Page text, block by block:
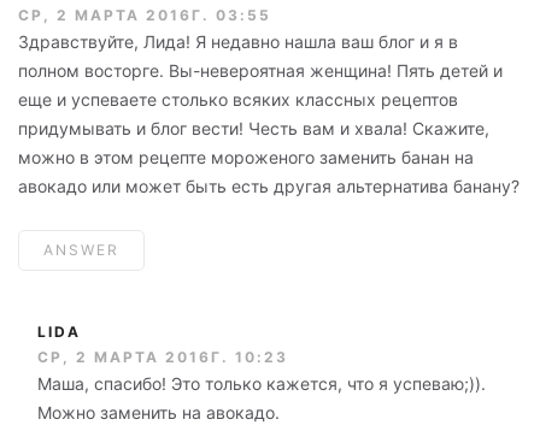
СР, 2 МАРТА 2016Г. 03:55
Здравствуйте, Лида! Я недавно нашла ваш блог и я в
полном восторге. Вы-невероятная женщина! Пять детей и
еще и успеваете столько всяких классных рецептов
придумывать и блог вести! Честь вам и хвала! Скажите,
можно в этом рецепте мороженого заменить банан на
авокадо или может быть есть другая альтернатива банану?
ANSWER
LIDA
СР, 2 МАРТА 2016Г. 10:23
Маша, спасибо! Это только кажется, что я успеваю;)).
Можно заменить на авокадо.